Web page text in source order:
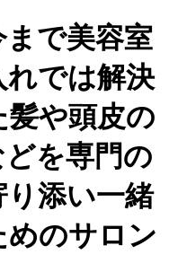
まで美容室
では解決
髪や頭皮の
を専門の
添い一緒
めのサロン